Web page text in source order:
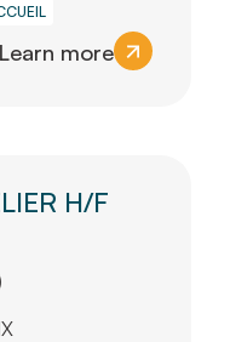
Learn more
H/F